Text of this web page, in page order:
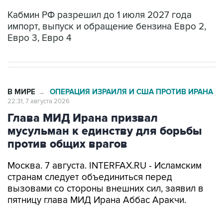
Кабмин РФ разрешил до 1 июля 2027 года
импорт, выпуск и обращение бензина Евро 2,
Евро 3, Евро 4
В МИРЕ → ОПЕРАЦИЯ ИЗРАИЛЯ И США ПРОТИВ ИРАНА
22:31, 7 августа 2026
Глава МИД Ирана призвал
мусульман к единству для борьбы
против общих врагов
Москва. 7 августа. INTERFAX.RU - Исламским
странам следует объединиться перед
вызовами со стороны внешних сил, заявил в
пятницу глава МИД Ирана Аббас Аракчи.